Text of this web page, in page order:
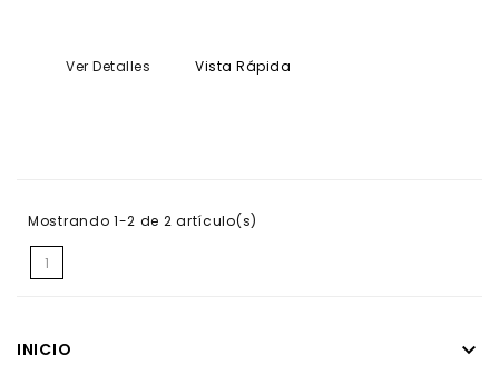
Ver Detalles Vista Rápida
Mostrando 1-2 de 2 artículo(s)
1
INICIO 